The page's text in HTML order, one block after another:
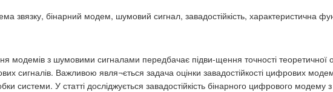
звязку, бінарний модем, шумовий сигнал, завадостійкість, характеристична
модемів з шумовими сигналами передбачає підви-щення точності теоретичної
сигналів. Важливою явля¬ється задача оцінки завадостійкості цифрових
системи. У статті досліджується завадостійкість бінарного цифрового